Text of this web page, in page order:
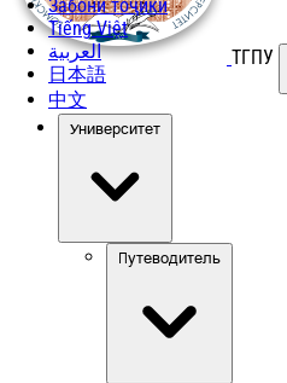
Забони тоҷикӣ
Tiếng Việt
العربية
日本語
中文
ТГПУ
Университет
Путеводитель